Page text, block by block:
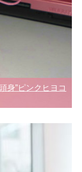
身”ピンクヒヨコ